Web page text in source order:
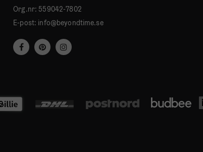
Org.nr: 559042-7802
E-post: info@beyondtime.se